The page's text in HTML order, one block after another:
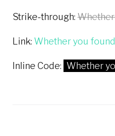
Strike-through:
Link: Whether you
Inline Code: Whether